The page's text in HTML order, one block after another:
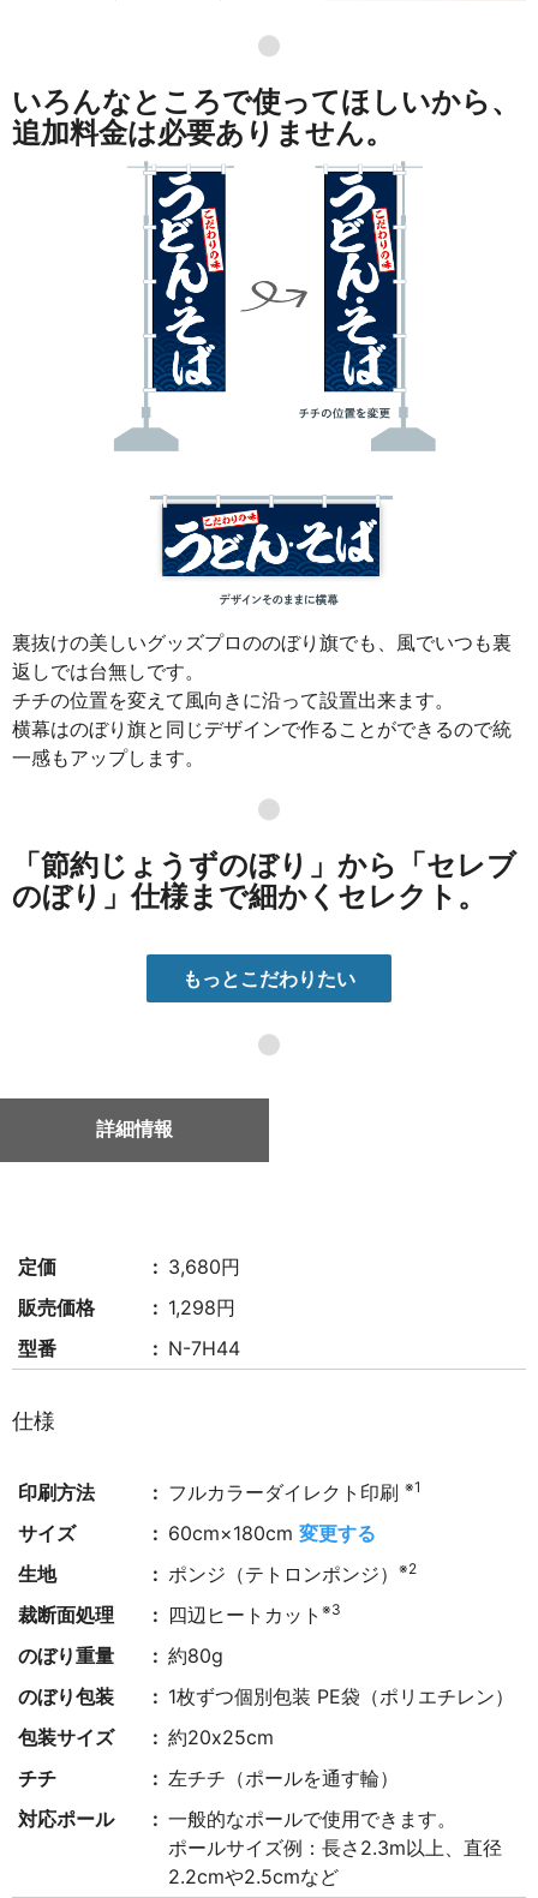
●
いろんなところで使ってほしいから、
追加料金は必要ありません。
裏抜けの美しいグッズプロののぼり旗でも、風でいつも裏
返しでは台無しです。
チチの位置を変えて風向きに沿って設置出来ます。
横幕はのぼり旗と同じデザインで作ることができるので統
一感もアップします。
●
「節約じょうずのぼり」から「セレブ
のぼり」仕様まで細かくセレクト。
もっとこだわりたい
●
詳細情報
定価
3,680円
販売価格
1,298円
型番
N-7H44
仕様
印刷方法 フルカラーダイレクト印刷※1
サイズ 60cm×180cm変更する
生地
ポンジ（テトロンポンジ）※2
裁断面処理 四辺ヒートカット※3
のぼり重量
約80g
のぼり包装
1枚ずつ個別包装 PE袋（ポリエチレン）
包装サイズ
約20x25cm
チチ
左チチ（ポールを通す輪）
対応ポール
一般的なポールで使用できます。
ポールサイズ例：長さ2.3m以上、直径
2.2cmや2.5cmなど